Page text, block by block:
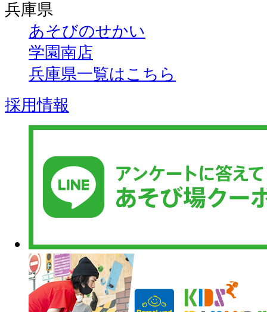
兵庫県
あそびのせかい
学園南店
兵庫県一覧はこちら
採用情報